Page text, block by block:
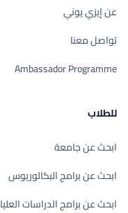
عن إيزي يوني
تواصل معنا
Ambassador Programme
للطلاب
ابحث عن جامعة
ابحث عن برامج البكالوريوس
ابحث عن برامج الدراسات العليا